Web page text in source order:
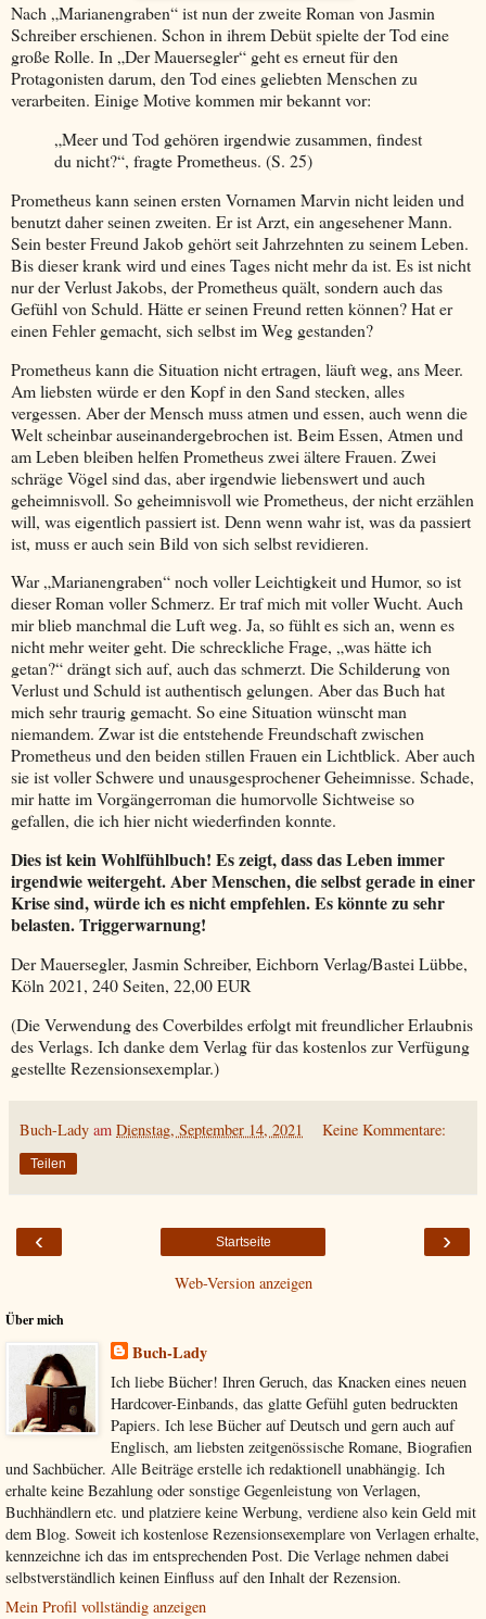
Nach „Marianengraben“ ist nun der zweite Roman von Jasmin
Schreiber erschienen. Schon in ihrem Debüt spielte der Tod eine
große Rolle. In „Der Mauersegler“ geht es erneut für den
Protagonisten darum, den Tod eines geliebten Menschen zu
verarbeiten. Einige Motive kommen mir bekannt vor:
„Meer und Tod gehören irgendwie zusammen, findest
du nicht?“, fragte Prometheus. (S. 25)
Prometheus kann seinen ersten Vornamen Marvin nicht leiden und
benutzt daher seinen zweiten. Er ist Arzt, ein angesehener Mann.
Sein bester Freund Jakob gehört seit Jahrzehnten zu seinem Leben.
Bis dieser krank wird und eines Tages nicht mehr da ist. Es ist nicht
nur der Verlust Jakobs, der Prometheus quält, sondern auch das
Gefühl von Schuld. Hätte er seinen Freund retten können? Hat er
einen Fehler gemacht, sich selbst im Weg gestanden?
Prometheus kann die Situation nicht ertragen, läuft weg, ans Meer.
Am liebsten würde er den Kopf in den Sand stecken, alles
vergessen. Aber der Mensch muss atmen und essen, auch wenn die
Welt scheinbar auseinandergebrochen ist. Beim Essen, Atmen und
am Leben bleiben helfen Prometheus zwei ältere Frauen. Zwei
schräge Vögel sind das, aber irgendwie liebenswert und auch
geheimnisvoll. So geheimnisvoll wie Prometheus, der nicht erzählen
will, was eigentlich passiert ist. Denn wenn wahr ist, was da passiert
ist, muss er auch sein Bild von sich selbst revidieren.
War „Marianengraben“ noch voller Leichtigkeit und Humor, so ist
dieser Roman voller Schmerz. Er traf mich mit voller Wucht. Auch
mir blieb manchmal die Luft weg. Ja, so fühlt es sich an, wenn es
nicht mehr weiter geht. Die schreckliche Frage, „was hätte ich
getan?“ drängt sich auf, auch das schmerzt. Die Schilderung von
Verlust und Schuld ist authentisch gelungen. Aber das Buch hat
mich sehr traurig gemacht. So eine Situation wünscht man
niemandem. Zwar ist die entstehende Freundschaft zwischen
Prometheus und den beiden stillen Frauen ein Lichtblick. Aber auch
sie ist voller Schwere und unausgesprochener Geheimnisse. Schade,
mir hatte im Vorgängerroman die humorvolle Sichtweise so
gefallen, die ich hier nicht wiederfinden konnte.
Dies ist kein Wohlfühlbuch! Es zeigt, dass das Leben immer
irgendwie weitergeht. Aber Menschen, die selbst gerade in einer
Krise sind, würde ich es nicht empfehlen. Es könnte zu sehr
belasten. Triggerwarnung!
Der Mauersegler, Jasmin Schreiber, Eichborn Verlag/Bastei Lübbe,
Köln 2021, 240 Seiten, 22,00 EUR
(Die Verwendung des Coverbildes erfolgt mit freundlicher Erlaubnis
des Verlags. Ich danke dem Verlag für das kostenlos zur Verfügung
gestellte Rezensionsexemplar.)
Buch-Lady am Dienstag, September 14, 2021 Keine Kommentare:
Teilen
‹ ›
Startseite
Web-Version anzeigen
Über mich
Buch-Lady
Ich liebe Bücher! Ihren Geruch, das Knacken eines neuen
Hardcover-Einbands, das glatte Gefühl guten bedruckten
Papiers. Ich lese Bücher auf Deutsch und gern auch auf
Englisch, am liebsten zeitgenössische Romane, Biografien
und Sachbücher. Alle Beiträge erstelle ich redaktionell unabhängig. Ich
erhalte keine Bezahlung oder sonstige Gegenleistung von Verlagen,
Buchhändlern etc. und platziere keine Werbung, verdiene also kein Geld mit
dem Blog. Soweit ich kostenlose Rezensionsexemplare von Verlagen erhalte,
kennzeichne ich das im entsprechenden Post. Die Verlage nehmen dabei
selbstverständlich keinen Einfluss auf den Inhalt der Rezension.
Mein Profil vollständig anzeigen